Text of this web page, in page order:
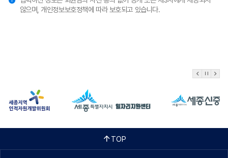
않으며, 개인정보보호정책에 따라 보호되고 있습니다.
TOP